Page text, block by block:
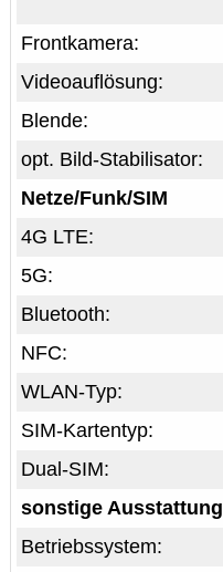
Frontkamera:
Videoauflösung:
Blende:
opt. Bild-Stabilisator:
Netze/Funk/SIM
4G LTE:
5G:
Bluetooth:
NFC:
WLAN-Typ:
SIM-Kartentyp:
Dual-SIM:
sonstige Ausstattung
Betriebssystem: